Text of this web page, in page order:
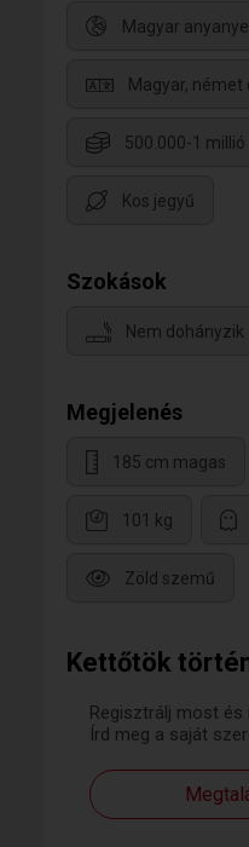
Kettőtök
Regisztrálj most és
Írd meg a saját
Magyar
Magyar, német
500.000-1
Kos jegyű
Szokások
Nem dohányzik
Megjelenés
185 cm magas
101 kg
Zöld szemű